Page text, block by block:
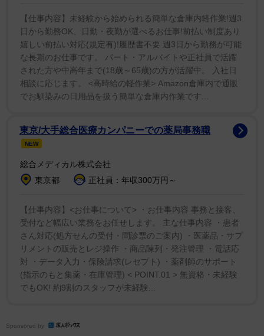
【仕事内容】未経験から始められる簡単な倉庫内軽作業!週3
日から勤務OK、日勤・夜勤が選べるお仕事!前払い制度あり
嬉しい前払い対応(規定有)!履歴書不要 週3日から勤務が可能
な長期のお仕事です。 パート・アルバイトや正社員で活躍
された方や中高年まで(18歳～65歳)の方が活躍中。 入社日
相談に応じます。 <高時給の軽作業> Amazon倉庫内で通販
でお馴染みの日用品を扱う簡単な倉庫内作業です...
東京/大手総合医療カンパニーでの薬局事務職
NEW
総合メディカル株式会社
東京都
正社員：年収300万円～
【仕事内容】<お仕事について> ・お仕事内容 事務と接客、
受付など幅広い業務をお任せします。 主な仕事内容 ・患者
さん対応(処方せんの受付・問診票のご案内) ・医薬品・サプ
リメントの販売とレジ操作 ・商品陳列・発注管理 ・電話応
対 ・データ入力・保険請求(レセプト) ・薬剤師のサポート
(指示のもと集薬・在庫管理) < POINT.01 > 無資格・未経験
でもOK! 約9割のスタッフが未経験...
Sponsored by